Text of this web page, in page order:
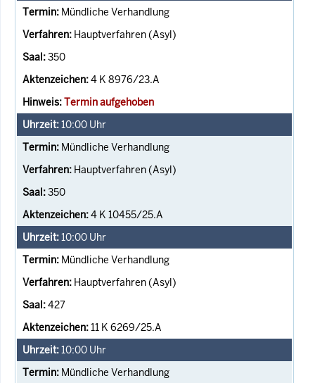
Mündliche Verhandlung
Hauptverfahren (Asyl)
350
4 K 8976/23.A
Termin aufgehoben
10:00 Uhr
Mündliche Verhandlung
Hauptverfahren (Asyl)
350
4 K 10455/25.A
10:00 Uhr
Mündliche Verhandlung
Hauptverfahren (Asyl)
427
11 K 6269/25.A
10:00 Uhr
Mündliche Verhandlung